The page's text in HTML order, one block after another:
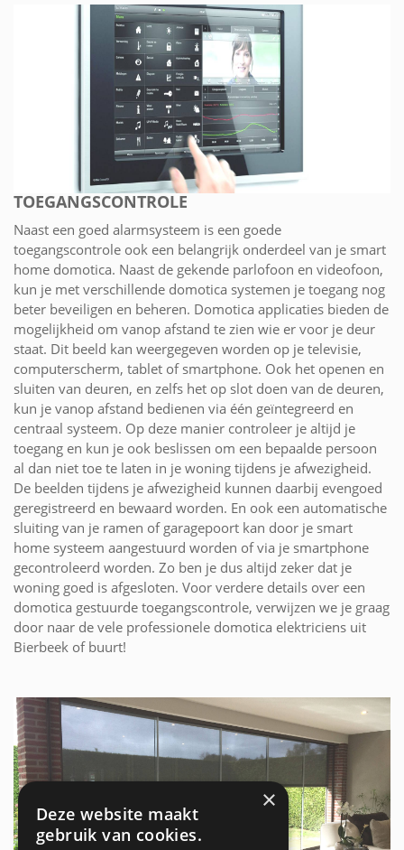
TOEGANGSCONTROLE
Naast een goed alarmsysteem is een goede
toegangscontrole ook een belangrijk onderdeel van je smart
home domotica. Naast de gekende parlofoon en videofoon,
kun je met verschillende domotica systemen je toegang nog
beter beveiligen en beheren. Domotica applicaties bieden de
mogelijkheid om vanop afstand te zien wie er voor je deur
staat. Dit beeld kan weergegeven worden op je televisie,
computerscherm, tablet of smartphone. Ook het openen en
sluiten van deuren, en zelfs het op slot doen van de deuren,
kun je vanop afstand bedienen via één geïntegreerd en
centraal systeem. Op deze manier controleer je altijd je
toegang en kun je ook beslissen om een bepaalde persoon
al dan niet toe te laten in je woning tijdens je afwezigheid.
De beelden tijdens je afwezigheid kunnen daarbij evengoed
geregistreerd en bewaard worden. En ook een automatische
sluiting van je ramen of garagepoort kan door je smart
home systeem aangestuurd worden of via je smartphone
gecontroleerd worden. Zo ben je dus altijd zeker dat je
woning goed is afgesloten. Voor verdere details over een
domotica gestuurde toegangscontrole, verwijzen we je graag
door naar de vele professionele domotica elektriciens uit
Bierbeek of buurt!
×
Deze website maakt
gebruik van cookies.